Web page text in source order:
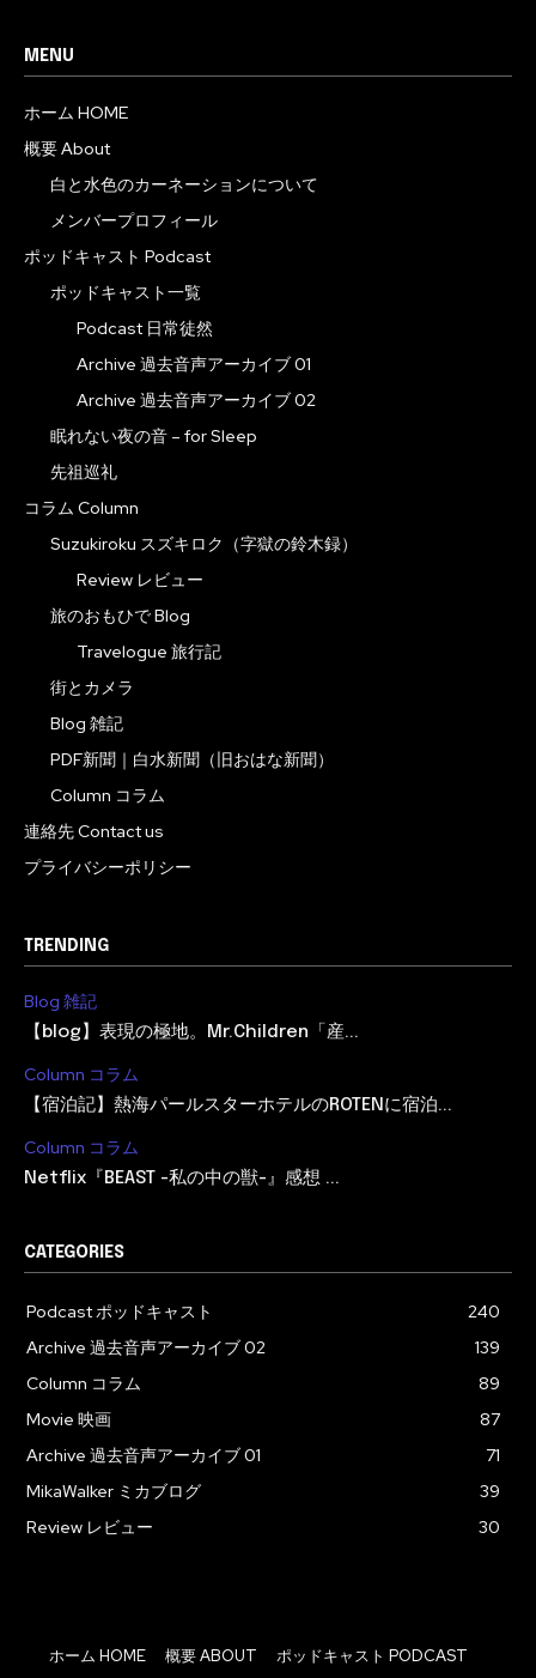
MENU
ホーム HOME
概要 About
白と水色のカーネーションについて
メンバープロフィール
ポッドキャスト Podcast
ポッドキャスト一覧
Podcast 日常徒然
Archive 過去音声アーカイブ 01
Archive 過去音声アーカイブ 02
眠れない夜の音 – for Sleep
先祖巡礼
コラム Column
Suzukiroku スズキロク（字獄の鈴木録）
Review レビュー
旅のおもひで Blog
Travelogue 旅行記
街とカメラ
Blog 雑記
PDF新聞｜白水新聞（旧おはな新聞）
Column コラム
連絡先 Contact us
プライバシーポリシー
TRENDING
Blog 雑記
【blog】表現の極地。Mr.Children「産...
Column コラム
【宿泊記】熱海パールスターホテルのROTENに宿泊...
Column コラム
Netflix『BEAST -私の中の獣-』感想 ...
CATEGORIES
Podcast ポッドキャスト
240
Archive 過去音声アーカイブ 02
139
Column コラム
89
Movie 映画
87
Archive 過去音声アーカイブ 01
71
MikaWalker ミカブログ
39
Review レビュー
30
ホーム HOME 概要 ABOUT ポッドキャスト PODCAST